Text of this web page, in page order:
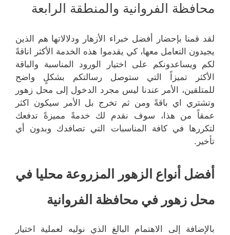
محافظة الفروانية والمنطقة الرابعة
لقد قمنا بإحضار أفضل خبراء الأزهار ودلالاتها هم الذين
يجيدون التعامل معها، كي يقدموا هذه الخدمة الأكثر اناقةً
لكم ويساعدونكم على اختيار الورود المناسبة والباقة
الأكثر تميزاً التي ستوصل رسالتكم بشكلٍ واضح
للمتلقين، الأمر عندنا ليس مجرد الدخول إلى محل زهور
وتشتري اي باقةً ومن ثم تخرج بل الأمر سيكون اكثر
عمقاً من هذا، سوف نقدم لك خدمةً مميزةً تدفعك
لتكررها في كافة المناسبات التي تصافدك وبدون أي
تأخير.
أفضل أنواع الزهور المزروعة محليا في
محل زهور في محافظة الفروانية
بالإضافة إلى الاهتمام البالغ الذي نوليه لعملية اختيار